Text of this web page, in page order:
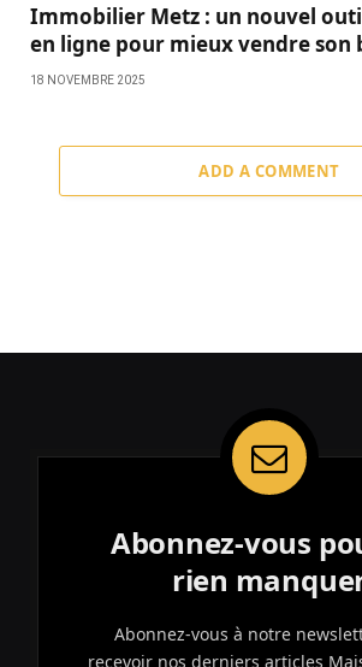
Immobilier Metz : un nouvel
en ligne pour mieux vendre son
18 NOVEMBRE 2025
ADD A COMMENT
Abonnez-vous
rien
Abonnez-vous à notre
recevoir nos derniers articles